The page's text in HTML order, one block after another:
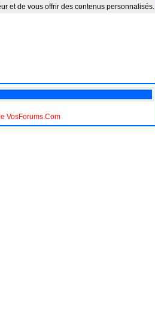
VosForums.Com
et de vous offrir des contenus personnalisés.